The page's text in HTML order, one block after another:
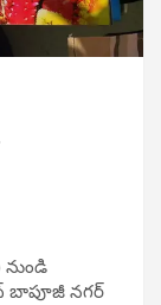
బాపూజీ నగర్